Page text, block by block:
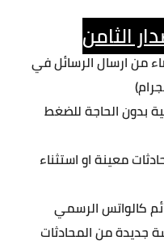
الثامن
من ارسال الرسائل في
بدون الحاجة للضغط
معينة او استثناء